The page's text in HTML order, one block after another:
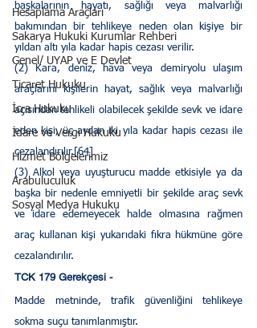
Hesaplama Araçları
Sakarya Hukuki Kurumlar Rehberi
Genel/ UYAP ve E Devlet
Ticaret Hukuku
İcra Hukuku
İdare ve Vergi Hukuku
Hizmet Bölgelerimiz
Arabuluculuk
Sosyal Medya Hukuku
başkalarının hayatı, sağlığı veya malvarlığı
bakımından bir tehlikeye neden olan kişiye bir
yıldan altı yıla kadar hapis cezası verilir.
(2) Kara, deniz, hava veya demiryolu ulaşım
araçlarını kişilerin hayat, sağlık veya malvarlığı
açısından tehlikeli olabilecek şekilde sevk ve idare
eden kişi, üç aydan iki yıla kadar hapis cezası ile
cezalandırılır.[64]
(3) Alkol veya uyuşturucu madde etkisiyle ya da
başka bir nedenle emniyetli bir şekilde araç sevk
ve idare edemeyecek halde olmasına rağmen
araç kullanan kişi yukarıdaki fıkra hükmüne göre
cezalandırılır.
TCK 179 Gerekçesi -
Madde metninde, trafik güvenliğini tehlikeye
sokma suçu tanımlanmıştır.